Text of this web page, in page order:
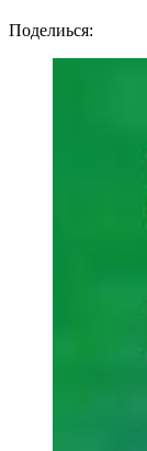
Поделиься: